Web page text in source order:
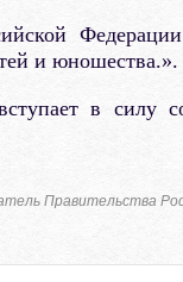
и юношества.».
в силу
Правительства